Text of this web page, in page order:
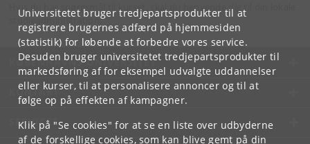
Universitetet bruger tredjepartsprodukter til at
registrere brugernes adfærd på hjemmesiden
(statistik) for løbende at forbedre vores service.
Desuden bruger universitetet tredjepartsprodukter til
markedsføring af for eksempel udvalgte uddannelser
eller kurser, til at personalisere annoncer og til at
følge op på effekten af kampagner.
Klik på "Se cookies" for at se en liste over udbyderne
af de forskellige cookies, som kan blive gemt på din
Hvis du har spørgsmål til kurset, skal du henvende dig til din lokale
studieadministration.
KØBENHAVNS UNIVERSITET
KONTAKT
SERVICES